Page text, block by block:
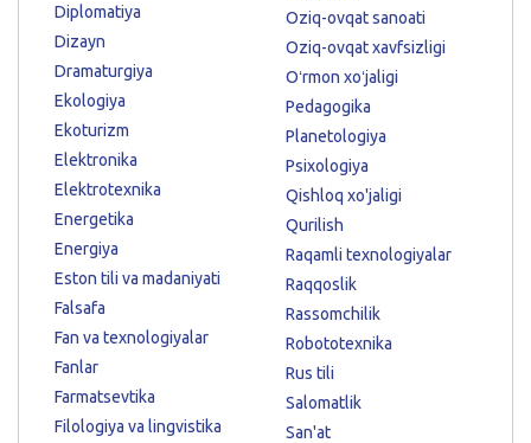
Diplomatiya
Dizayn
Dramaturgiya
Ekologiya
Ekoturizm
Elektronika
Elektrotexnika
Energetika
Energiya
Eston tili va madaniyati
Falsafa
Fan va texnologiyalar
Fanlar
Farmatsevtika
Filologiya va lingvistika
Oziq-ovqat sanoati
Oziq-ovqat xavfsizligi
Oʻrmon xoʻjaligi
Pedagogika
Planetologiya
Psixologiya
Qishloq xo'jaligi
Qurilish
Raqamli texnologiyalar
Raqqoslik
Rassomchilik
Robototexnika
Rus tili
Salomatlik
San'at